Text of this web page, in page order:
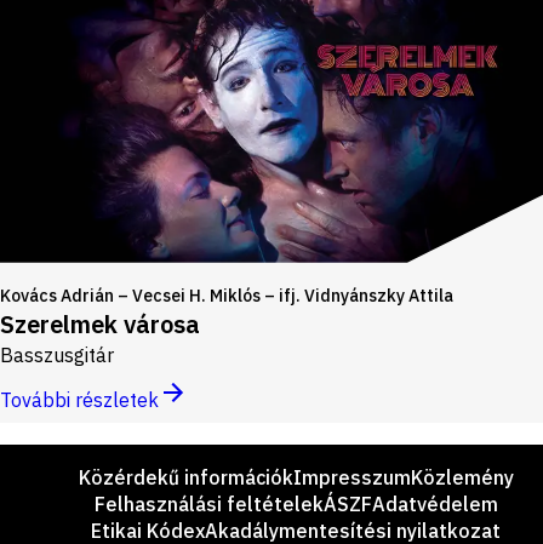
Kovács Adrián – Vecsei H. Miklós – ifj. Vidnyánszky Attila
Szerelmek városa
Basszusgitár
További részletek
LáblécKözérdekű információkImpresszumKözlemény
Felhasználási feltételekÁSZFAdatvédelem
Etikai KódexAkadálymentesítési nyilatkozat